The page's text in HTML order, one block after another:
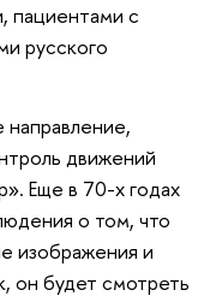
пациентами с
русского
движений
Еще в 70-х годах
о том, что
изображения и
он будет смотреть